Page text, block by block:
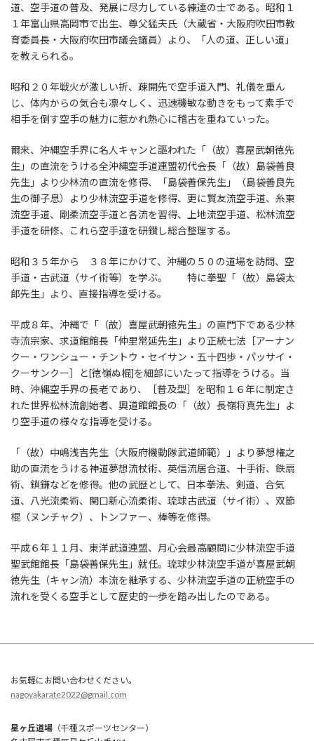
道、空手道の普及、発展に尽力している練達の士である。昭和１
１年富山県高岡市で出生、尊父猛夫氏（大蔵省・大阪府吹田市教
育委員長・大阪府吹田市議会議員）より、「人の道、正しい道」
を教えられる。
昭和２０年戦火が激しい折、疎開先で空手道入門、礼儀を重ん
じ、体内からの気合も凛々しく、迅速機敏な動きをもって素手で
相手を倒す空手の魅力に惹かれ熱心に稽古を重ねていった。
爾来、沖縄空手界に名人キャンと謳われた「（故）喜屋武朝徳先
生」の直流をうける全沖縄空手道連盟初代会長「（故）島袋善良
先生」より少林流の直流を修得、「島袋善保先生」（島袋善良先
生の御子息）より少林流空手道を修得、更に賢友流空手道、糸東
流空手道、剛柔流空手道と各流を習得、上地流空手道、松林流空
手道を研修、これら空手道を研鑚し総合整理する。
昭和３５年から ３８年にかけて、沖縄の５０の道場を訪問、空
手道・古武道（サイ術等）を学ぶ。 特に拳聖「（故）島袋太
郎先生」より、直接指導を受ける。
平成８年、沖縄で「（故）喜屋武朝徳先生」の直門下である少林
寺流宗家、求道館館長「仲里常延先生」より正統七法［アーナン
クー・ワンシュー・チントウ・セイサン・五十四歩・パッサイ・
クーサンクー］と[徳嶺ぬ棍]を細部にいたって指導をうける。当
時、沖縄空手界の長老であり、［普及型］を昭和１６年に制定さ
れた世界松林流創始者、興道館館長の「（故）長嶺将真先生」よ
り空手道の様々な指導を受ける。
「（故）中嶋浅吉先生（大阪府機動隊武道師範）」より夢想権之
助の直流をうける神道夢想流杖術、英信流居合道、十手術、鉄扇
術、鎖鎌などを修得。他の武歴として、日本拳法、剣道、合気
道、八光流柔術、関口新心流柔術、琉球古武道（サイ術）、双節
棍（ヌンチャク）、トンファー、棒等を修得。
平成６年１１月、東洋武道連盟、月心会最高顧問に少林流空手道
聖武館館長「島袋善保先生」就任。琉球少林流空手道が喜屋武朝
徳先生（キャン流）本流を継承する、少林流空手道の正統空手の
流れを受くる空手として歴史的一歩を踏み出したのである。
お気軽にお問い合わせください。
nagoyakarate2022@gmail.com
星ヶ丘道場 （千種スポーツセンター）